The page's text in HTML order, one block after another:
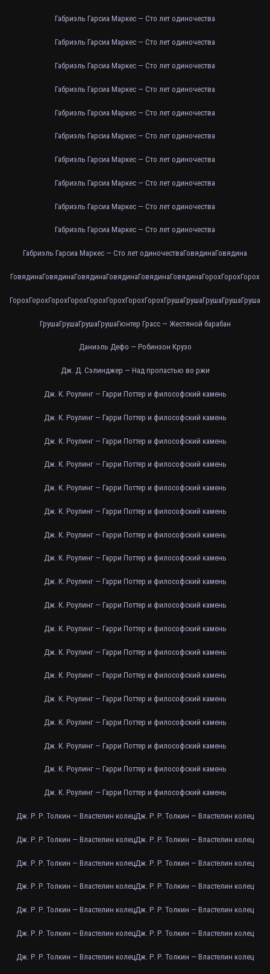
Габриэль Гарсиа Маркес — Сто лет одиночества
Габриэль Гарсиа Маркес — Сто лет одиночества
Габриэль Гарсиа Маркес — Сто лет одиночества
Габриэль Гарсиа Маркес — Сто лет одиночества
Габриэль Гарсиа Маркес — Сто лет одиночества
Габриэль Гарсиа Маркес — Сто лет одиночества
Габриэль Гарсиа Маркес — Сто лет одиночества
Габриэль Гарсиа Маркес — Сто лет одиночества
Габриэль Гарсиа Маркес — Сто лет одиночества
Габриэль Гарсиа Маркес — Сто лет одиночества
Габриэль Гарсиа Маркес — Сто лет одиночестваГовядинаГовядина
ГовядинаГовядинаГовядинаГовядинаГовядинаГовядинаГорохГорохГорох
ГорохГорохГорохГорохГорохГорохГорохГорохГрушаГрушаГрушаГрушаГруша
ГрушаГрушаГрушаГрушаГюнтер Грасс — Жестяной барабан
Даниэль Дефо — Робинзон Крузо
Дж. Д. Сэлинджер — Над пропастью во ржи
Дж. К. Роулинг — Гарри Поттер и философский камень
Дж. К. Роулинг — Гарри Поттер и философский камень
Дж. К. Роулинг — Гарри Поттер и философский камень
Дж. К. Роулинг — Гарри Поттер и философский камень
Дж. К. Роулинг — Гарри Поттер и философский камень
Дж. К. Роулинг — Гарри Поттер и философский камень
Дж. К. Роулинг — Гарри Поттер и философский камень
Дж. К. Роулинг — Гарри Поттер и философский камень
Дж. К. Роулинг — Гарри Поттер и философский камень
Дж. К. Роулинг — Гарри Поттер и философский камень
Дж. К. Роулинг — Гарри Поттер и философский камень
Дж. К. Роулинг — Гарри Поттер и философский камень
Дж. К. Роулинг — Гарри Поттер и философский камень
Дж. К. Роулинг — Гарри Поттер и философский камень
Дж. К. Роулинг — Гарри Поттер и философский камень
Дж. К. Роулинг — Гарри Поттер и философский камень
Дж. К. Роулинг — Гарри Поттер и философский камень
Дж. К. Роулинг — Гарри Поттер и философский камень
Дж. Р. Р. Толкин — Властелин колецДж. Р. Р. Толкин — Властелин колец
Дж. Р. Р. Толкин — Властелин колецДж. Р. Р. Толкин — Властелин колец
Дж. Р. Р. Толкин — Властелин колецДж. Р. Р. Толкин — Властелин колец
Дж. Р. Р. Толкин — Властелин колецДж. Р. Р. Толкин — Властелин колец
Дж. Р. Р. Толкин — Властелин колецДж. Р. Р. Толкин — Властелин колец
Дж. Р. Р. Толкин — Властелин колецДж. Р. Р. Толкин — Властелин колец
Дж. Р. Р. Толкин — Властелин колецДж. Р. Р. Толкин — Властелин колец